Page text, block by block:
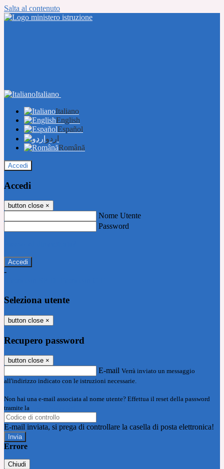
Salta al contenuto
Italiano
Italiano
English
Español
اردو
Română
Accedi
Accedi
button close ×
Nome Utente
Password
-
Seleziona utente
button close ×
Recupero password
button close ×
E-mail Verrà inviato un messaggio
all'indirizzo indicato con le istruzioni necessarie.
Non hai una e-mail associata al nome utente? Effettua il reset della password
tramite la
E-mail inviata, si prega di controllare la casella di posta elettronica!
Errore
Chiudi